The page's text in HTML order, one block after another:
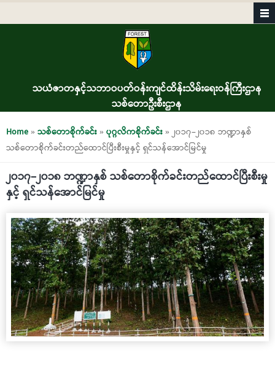
သယံဇာတနှင့်သဘာဝပတ်ဝန်းကျင်ထိန်းသိမ်းရေးဝန်ကြီးဌာန
သစ်တောဦးစီးဌာန
You are here
Home» သစ်တောစိုက်ခင်း» ပုဂ္ဂလိကစိုက်ခင်း» ၂၀၁၇−၂၀၁၈ ဘဏ္ဍာနှစ်
သစ်တောစိုက်ခင်းတည်ထောင်ပြီးစီးမှုနှင့် ရှင်သန်အောင်မြင်မှု
၂၀၁၇−၂၀၁၈ ဘဏ္ဍာနှစ် သစ်တောစိုက်ခင်းတည်ထောင်ပြီးစီးမှု
နှင့် ရှင်သန်အောင်မြင်မှု